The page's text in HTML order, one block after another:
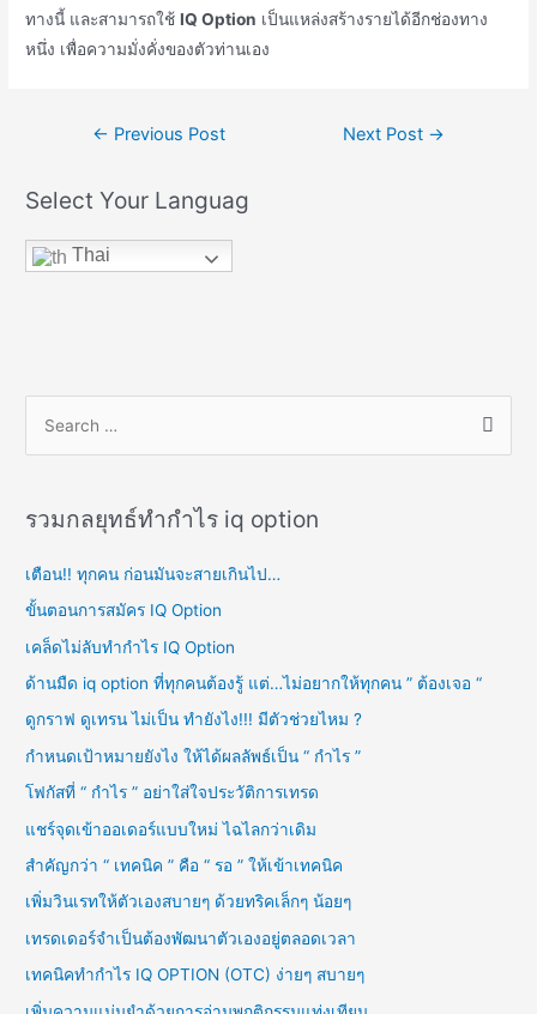
ทางนี้ และสามารถใช้IQ Option เป็นแหล่งสร้างรายได้อีกช่องทาง
หนึ่ง เพื่อความมั่งคั่งของตัวท่านเอง
Post← Previous Post Next Post →
Select Your Languag
Thai
h
f
รวมกลยุทธ์ทำกำไร iq option
เตือน!! ทุกคน ก่อนมันจะสายเกินไป…
ขั้นตอนการสมัคร IQ Option
เคล็ดไม่ลับทำกำไร IQ Option
ด้านมืด iq option ที่ทุกคนต้องรู้ แต่…ไม่อยากให้ทุกคน ” ต้องเจอ “
ดูกราฟ ดูเทรน ไม่เป็น ทำยังไง!!! มีตัวช่วยไหม ?
กำหนดเป้าหมายยังไง ให้ได้ผลลัพธ์เป็น “ กำไร ”
โฟกัสที่ “ กำไร ” อย่าใส่ใจประวัติการเทรด
แชร์จุดเข้าออเดอร์แบบใหม่ ไฉไลกว่าเดิม
สำคัญกว่า “ เทคนิค ” คือ “ รอ ” ให้เข้าเทคนิค
เพิ่มวินเรทให้ตัวเองสบายๆ ด้วยทริคเล็กๆ น้อยๆ
เทรดเดอร์จำเป็นต้องพัฒนาตัวเองอยู่ตลอดเวลา
เทคนิคทำกำไร IQ OPTION (OTC) ง่ายๆ สบายๆ